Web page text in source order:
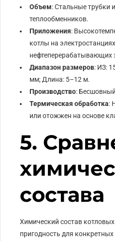
Объем: Стальные трубки
теплообменников.
Приложения:
котлы на
нефтеперерабатывающих
Диапазон размеров: ИЗ:
мм; Длина: 5–12 м.
Производство:
Термическая обработка:
или отожжен на основе
5.
состава
Химический состав
пригодность для